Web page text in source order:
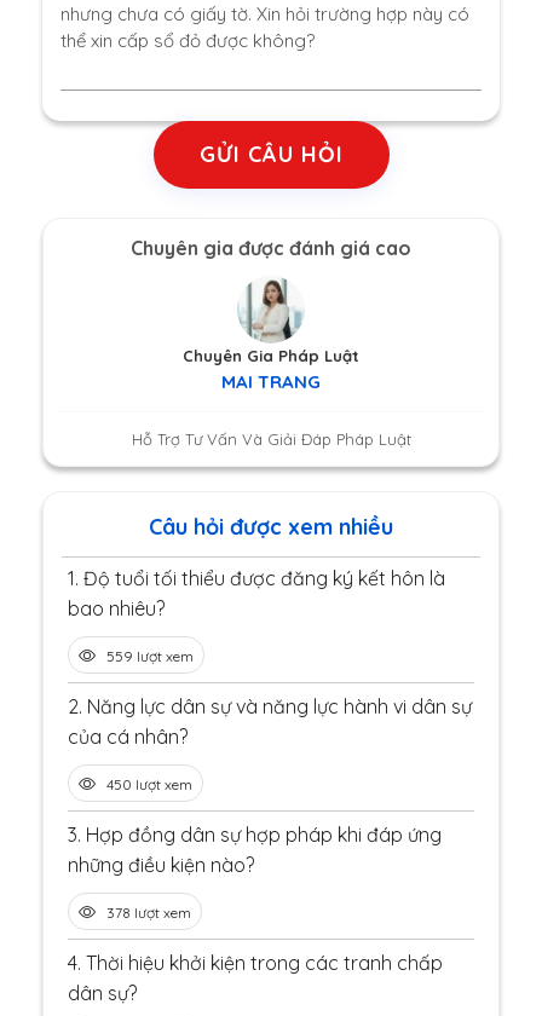
nhưng chưa có giấy tờ. Xin hỏi trường hợp này có
thể xin cấp sổ đỏ được không?
GỬI CÂU HỎI
Chuyên gia được đánh giá cao
Chuyên Gia Pháp Luật
MAI TRANG
Hỗ Trợ Tư Vấn Và Giải Đáp Pháp Luật
Câu hỏi được xem nhiều
1. Độ tuổi tối thiểu được đăng ký kết hôn là
bao nhiêu?
559 lượt xem
2. Năng lực dân sự và năng lực hành vi dân sự
của cá nhân?
450 lượt xem
3. Hợp đồng dân sự hợp pháp khi đáp ứng
những điều kiện nào?
378 lượt xem
4. Thời hiệu khởi kiện trong các tranh chấp
dân sự?